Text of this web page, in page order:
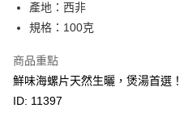
WeChat Pay
BoC Pay
其他轉帳方式
相關說明
產地：西非
規格：100克
商品重點
鮮味海螺片天然生曬，煲湯首選！
ID: 11397